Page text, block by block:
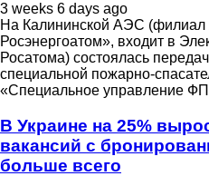
3 weeks 6 days ago
На Калининской АЭС
Росэнергоатом», входит в
Росатома) состоялась
специальной пожарно-
«Специальное управление
В Украине на 25%
вакансий с
больше всего